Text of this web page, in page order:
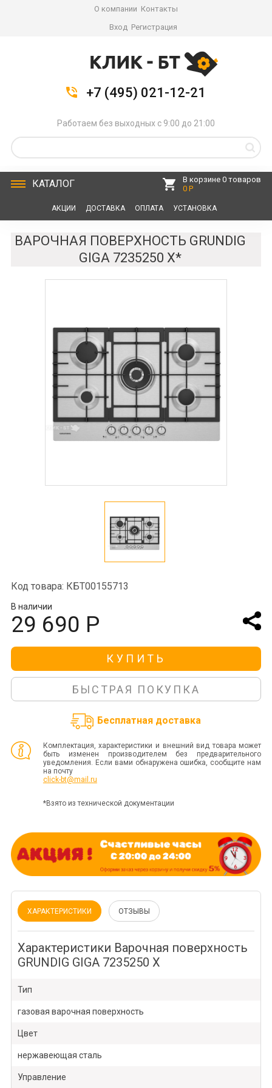
О компании Контакты
Вход Регистрация
+7 (495) 021-12-21
Работаем без выходных с 9:00 до 21:00
КАТАЛОГ
В корзине 0 товаров
0 Р
АКЦИИ ДОСТАВКА ОПЛАТА УСТАНОВКА
ВАРОЧНАЯ ПОВЕРХНОСТЬ GRUNDIG
GIGA 7235250 X*
Код товара: КБТ00155713
В наличии
29 690 Р
КУПИТЬ
БЫСТРАЯ ПОКУПКА
Бесплатная доставка
Комплектация, характеристики и внешний вид товара может
быть изменен производителем без предварительного
уведомления. Если вами обнаружена ошибка, сообщите нам
на почту
click-bt@mail.ru
*Взято из технической документации
ХАРАКТЕРИСТИКИ ОТЗЫВЫ
Характеристики Варочная поверхность
GRUNDIG GIGA 7235250 X
Тип
газовая варочная поверхность
Цвет
нержавеющая сталь
Управление